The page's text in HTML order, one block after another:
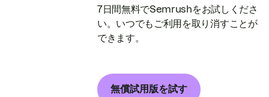
7日間無料でSemrushをお試しくださ
い。いつでもご利用を取り消すことが
できます。
無償試用版を試す